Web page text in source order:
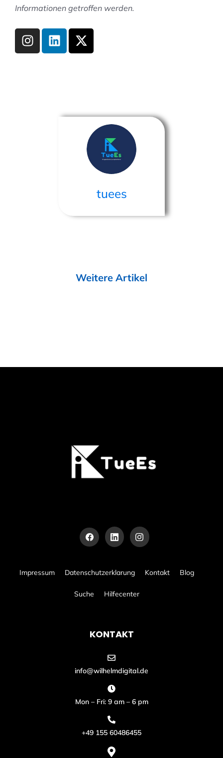
Informationen getroffen werden.
tuees
Weitere Artikel
Impressum Datenschutzerklarung Kontakt Blog
Suche Hilfecenter
KONTAKT
info@wilhelmdigital.de
Mon – Fri: 9 am – 6 pm
+49 155 60486455